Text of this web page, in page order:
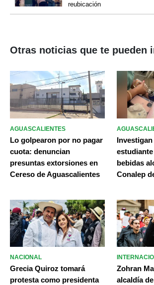
reubicación
Otras noticias que te pueden
AGUASCALIENTES
Lo golpearon por no pagar
cuota: denuncian
presuntas extorsiones en
Cereso de Aguascalientes
bebidas
Conalep
NACIONAL
Grecia Quiroz tomará
protesta como presidenta
Zohran
alcaldía